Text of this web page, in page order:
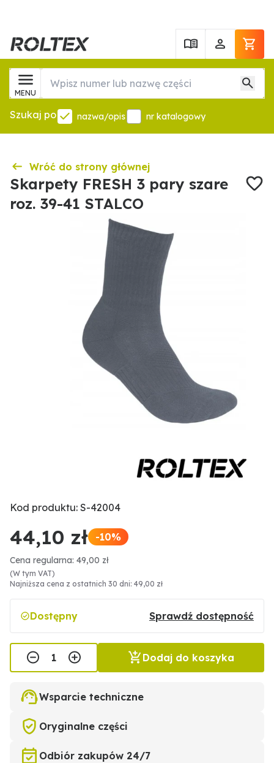
MENU
Szukaj po nazwa/opis nr katalogowy
Wróć do strony głównej
Skarpety FRESH 3 pary szare
roz. 39-41 STALCO
Kod produktu: S-42004
44,10 zł -10%
Cena regularna: 49,00 zł
(W tym VAT)
Najniższa cena z ostatnich 30 dni: 49,00 zł
Dostępny Sprawdź dostępność
Dodaj do koszyka
Wsparcie techniczne
Oryginalne części
Odbiór zakupów 24/7